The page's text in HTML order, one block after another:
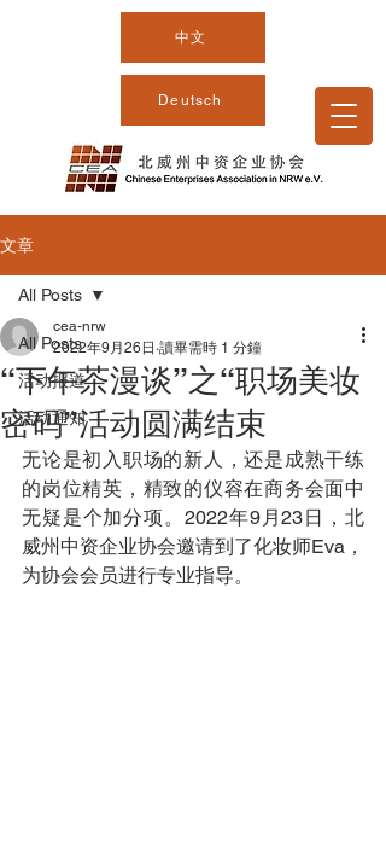
中文
Deutsch
文章
All Posts
活动报道
活动通知
All Posts
“下午茶漫谈”之“职场美妆
密码”活动圆满结束
cea-nrw
2022年9月26日 讀畢需時 1 分鐘
无论是初入职场的新人，还是成熟干练
的岗位精英，精致的仪容在商务会面中
无疑是个加分项。2022年9月23日，北
威州中资企业协会邀请到了化妆师Eva，
为协会会员进行专业指导。